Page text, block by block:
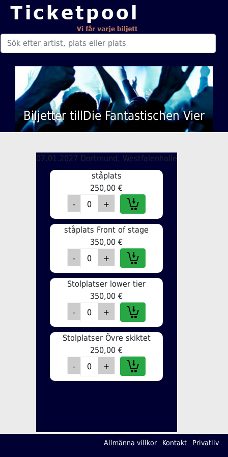
Biljetter tillDie Fantastischen Vier
07.01.2027 Dortmund, Westfalenhalle
ståplats
250,00 €
ståplats Front of stage
350,00 €
Stolplatser lower tier
350,00 €
Stolplatser Övre skiktet
250,00 €
Allmänna villkor Kontakt Privatliv